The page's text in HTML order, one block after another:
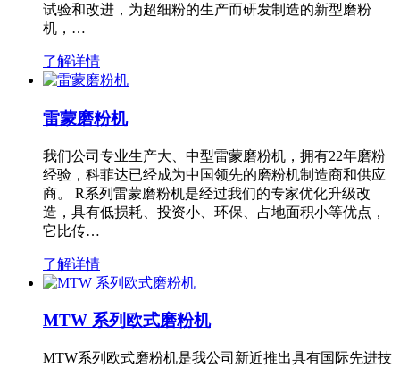
试验和改进，为超细粉的生产而研发制造的新型磨粉
机，…
了解详情
雷蒙磨粉机
我们公司专业生产大、中型雷蒙磨粉机，拥有22年磨粉
经验，科菲达已经成为中国领先的磨粉机制造商和供应
商。 R系列雷蒙磨粉机是经过我们的专家优化升级改
造，具有低损耗、投资小、环保、占地面积小等优点，
它比传…
了解详情
MTW 系列欧式磨粉机
MTW系列欧式磨粉机是我公司新近推出具有国际先进技